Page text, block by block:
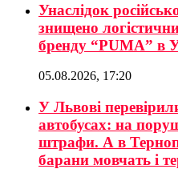
Унаслідок
знищено
бренду “PUMA” в
05.08.2026, 17:20
У Львові
автобусах: на
штрафи. А в
барани мовчать і